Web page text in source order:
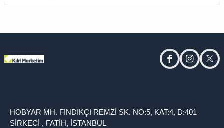
facebookinstagram
HOBYAR MH. FINDIKÇI REMZİ SK. NO:5, KAT:4, D:401
SİRKECİ , FATİH, İSTANBUL